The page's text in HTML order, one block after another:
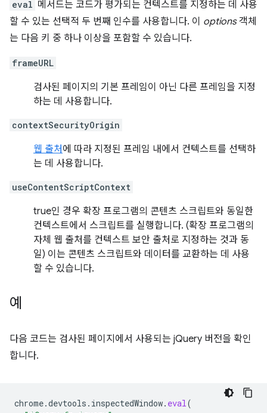
eval 메서드는 코드가 평가되는 컨텍스트를 지정하는 데 사용
할 수 있는 선택적 두 번째 인수를 사용합니다. 이 options객체
는 다음 키 중 하나 이상을 포함할 수 있습니다.
frameURL
검사된 페이지의 기본 프레임이 아닌 다른 프레임을 지정
하는 데 사용합니다.
contextSecurityOrigin
웹 출처 에 따라 지정된 프레임 내에서 컨텍스트를 선택하
는 데 사용합니다.
useContentScriptContext
true인 경우 확장 프로그램의 콘텐츠 스크립트와 동일한
컨텍스트에서 스크립트를 실행합니다. (확장 프로그램의
자체 웹 출처를 컨텍스트 보안 출처로 지정하는 것과 동
일) 이는 콘텐츠 스크립트와 데이터를 교환하는 데 사용
할 수 있습니다.
예
다음 코드는 검사된 페이지에서 사용되는 jQuery 버전을 확인
합니다.
chrome.devtools . inspectedWindow. eval(